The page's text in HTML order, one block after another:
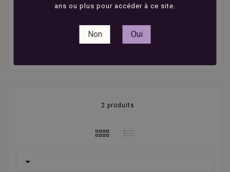
ans ou plus pour accéder à ce site.
Non Oui
potentiel de garde exceptionnel. LeChâteau Le
Sauvignon, avec des proportions de Merlot, Petit
Verdot et Cabernet Franc, offrant des vins équilibrés,
2 produits
